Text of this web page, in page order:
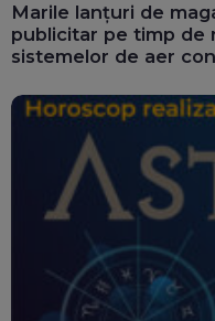
Marile lanțuri de
publicitar pe timp de
sistemelor de aer